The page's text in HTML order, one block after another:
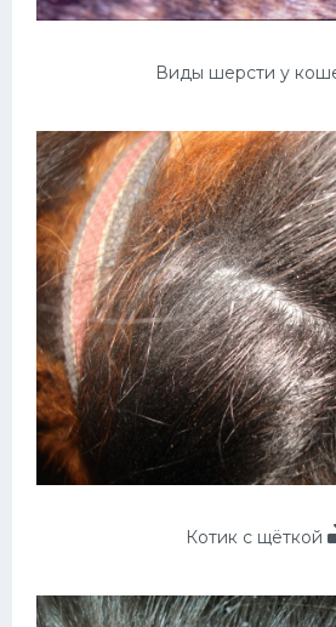
Виды шерсти у
Котик с щёткой